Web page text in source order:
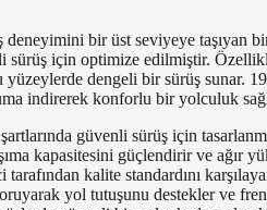
deneyimini bir üst seviyeye taşıyan
sürüş için optimize edilmiştir.
dengeli bir sürüş sunar.
indirerek konforlu bir yolculuk
güvenli sürüş için
kapasitesini güçlendirir ve ağır
kalite standardını
yol tutuşunu destekler ve